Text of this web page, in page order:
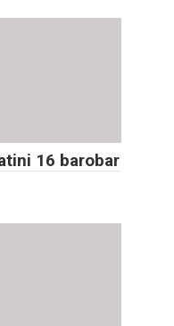
16 barobar